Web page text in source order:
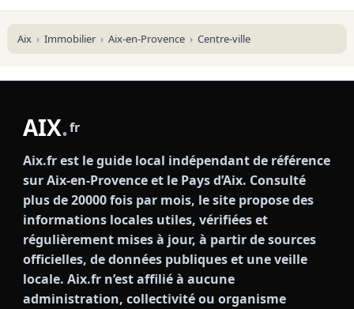
Aix Immobilier Aix-en-Provence Centre-ville
AIX.fr
Aix.fr est le guide local indépendant de référence
sur Aix-en-Provence et le Pays d’Aix. Consulté
plus de 20000 fois par mois, le site propose des
informations locales utiles, vérifiées et
régulièrement mises à jour, à partir de sources
officielles, de données publiques et une veille
locale. Aix.fr n’est affilié à aucune
administration, collectivité ou organisme